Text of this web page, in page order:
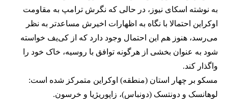
به نوشته اسکای نیوز، در حالی که نگرش ترامپ به مقاومت
اوکراین احتمالا با نگاه به اظهارات اخیرش مساعدتر به نظر
می‌رسد، هنوز هم این احتمال وجود دارد که از کی‌یف خواسته
شود به عنوان بخشی از هرگونه توافق با روسیه، خاک خود را
واگذار کند.
مسکو بر چهار استان (منطقه) اوکراین متمرکز شده است:
لوهانسک و دونتسک (دونباس)، زاپوریژیا و خرسون.